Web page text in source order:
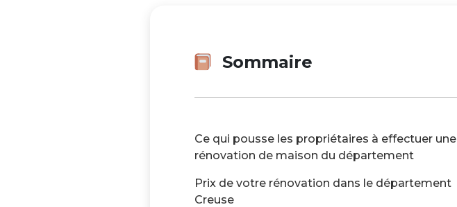
Sommaire
Ce qui pousse les propriétaires à effectuer une
rénovation de maison du département
Prix de votre rénovation dans le département
Creuse